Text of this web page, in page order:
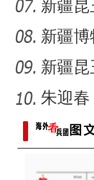
出“冷
新疆
生态
新疆博
新疆昆
朱迎春